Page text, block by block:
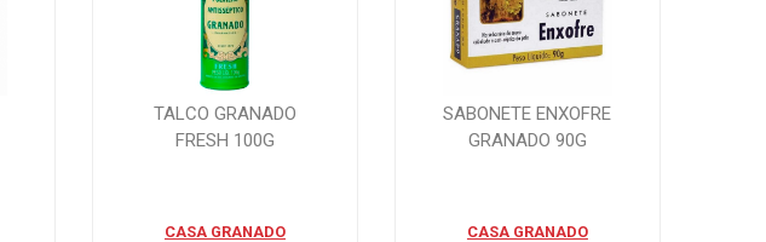
TALCO GRANADO
FRESH 100G
CASA GRANADO
SABONETE ENXOFRE
GRANADO 90G
CASA GRANADO